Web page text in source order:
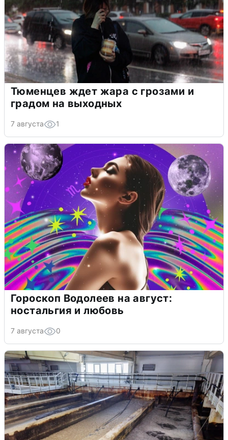
Тюменцев ждет жара с грозами и
градом на выходных
7 августа 1
Гороскоп Водолеев на август:
ностальгия и любовь
7 августа 0